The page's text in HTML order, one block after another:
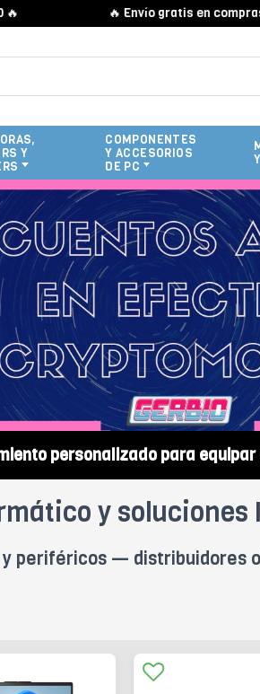
🔥 Envío gratis en compras
Y
COMPONENTES
Y ACCESORIOS
DE PC
personalizado para
y soluciones
periféricos — distribuidores